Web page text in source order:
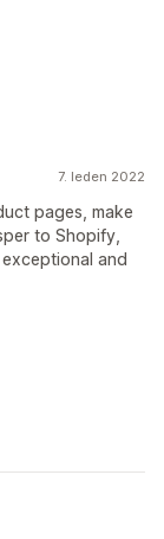
7. leden 2022
pages, make
to Shopify,
and